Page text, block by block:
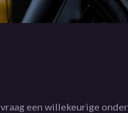
vraag een willekeurige